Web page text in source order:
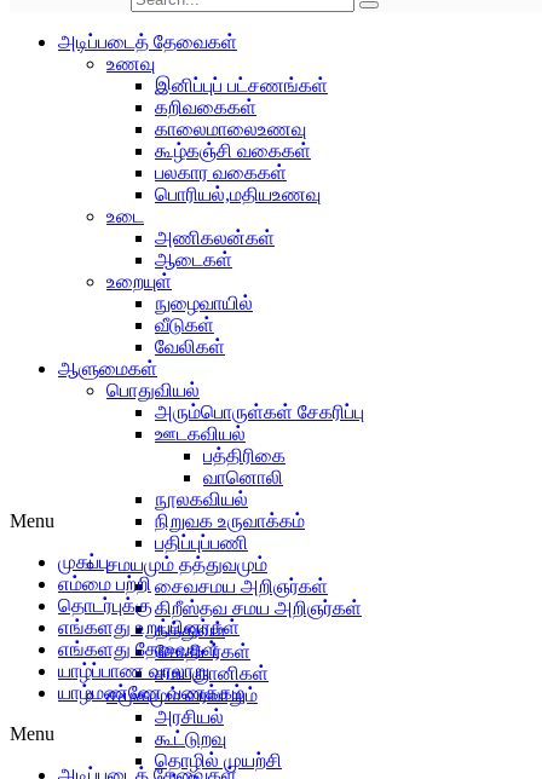
அடிப்படைத் தேவைகள்
உணவு
இனிப்புப் பட்சணங்கள்
கறிவகைகள்
காலைமாலைஉணவு
கூழ்கஞ்சி வகைகள்
பலகார வகைகள்
பொரியல்,மதியஉணவு
உடை
அணிகலன்கள்
ஆடைகள்
உறையுள்
நுழைவாயில்
வீடுகள்
வேலிகள்
ஆளுமைகள்
பொதுவியல்
அரும்பொருள்கள் சேகரிப்பு
ஊடகவியல்
பத்திரிகை
வானொலி
நூலகவியல்
நிறுவக உருவாக்கம்
பதிப்புப்பணி
சமயமும் தத்துவமும்
சைவசமய அறிஞர்கள்
கிறீஸ்தவ சமய அறிஞர்கள்
தத்துவம்
சோதிடர்கள்
சமயஞானிகள்
சமூகமும் வரலாறும்
அரசியல்
கூட்டுறவு
தொழில் முயற்சி
Menu
முகப்பு
எம்மை பற்றி
தொடர்புக்கு
எங்களது உறுப்பினர்கள்
எங்களது தேவைகள்
யாழ்ப்பாண வரலாறு
யாழ்மண்ணே வணக்கம்
Menu
அடிப்படைத் தேவைகள்